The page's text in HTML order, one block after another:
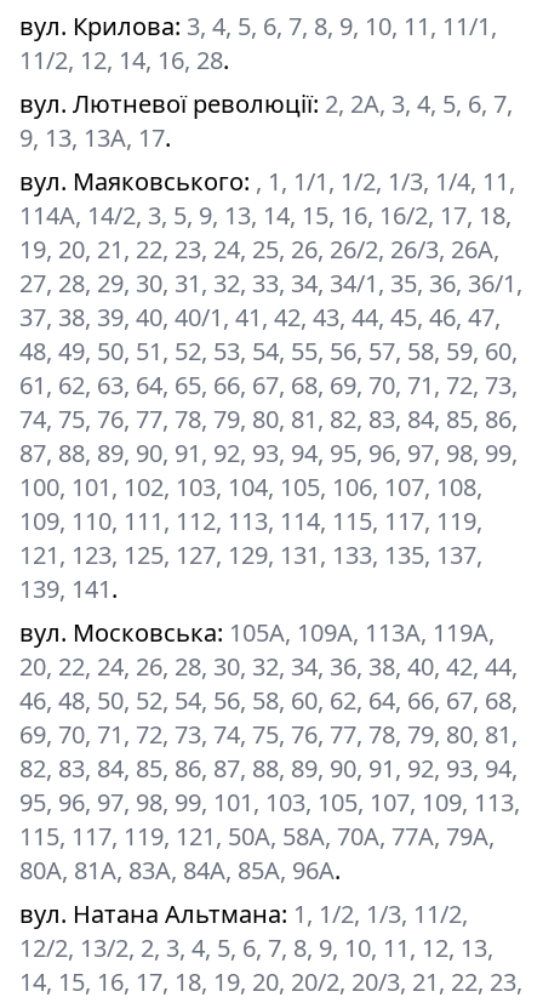
вул. Крилова: 3, 4, 5, 6, 7, 8, 9, 10, 11, 11/1,
11/2, 12, 14, 16, 28.
вул. Лютневої революції: 2, 2А, 3, 4, 5, 6, 7,
9, 13, 13А, 17.
вул. Маяковського: , 1, 1/1, 1/2, 1/3, 1/4, 11,
114А, 14/2, 3, 5, 9, 13, 14, 15, 16, 16/2, 17, 18,
19, 20, 21, 22, 23, 24, 25, 26, 26/2, 26/3, 26А,
27, 28, 29, 30, 31, 32, 33, 34, 34/1, 35, 36, 36/1,
37, 38, 39, 40, 40/1, 41, 42, 43, 44, 45, 46, 47,
48, 49, 50, 51, 52, 53, 54, 55, 56, 57, 58, 59, 60,
61, 62, 63, 64, 65, 66, 67, 68, 69, 70, 71, 72, 73,
74, 75, 76, 77, 78, 79, 80, 81, 82, 83, 84, 85, 86,
87, 88, 89, 90, 91, 92, 93, 94, 95, 96, 97, 98, 99,
100, 101, 102, 103, 104, 105, 106, 107, 108,
109, 110, 111, 112, 113, 114, 115, 117, 119,
121, 123, 125, 127, 129, 131, 133, 135, 137,
139, 141.
вул. Московська: 105А, 109А, 113А, 119А,
20, 22, 24, 26, 28, 30, 32, 34, 36, 38, 40, 42, 44,
46, 48, 50, 52, 54, 56, 58, 60, 62, 64, 66, 67, 68,
69, 70, 71, 72, 73, 74, 75, 76, 77, 78, 79, 80, 81,
82, 83, 84, 85, 86, 87, 88, 89, 90, 91, 92, 93, 94,
95, 96, 97, 98, 99, 101, 103, 105, 107, 109, 113,
115, 117, 119, 121, 50А, 58А, 70А, 77А, 79А,
80А, 81А, 83А, 84А, 85А, 96А.
вул. Натана Альтмана: 1, 1/2, 1/3, 11/2,
12/2, 13/2, 2, 3, 4, 5, 6, 7, 8, 9, 10, 11, 12, 13,
14, 15, 16, 17, 18, 19, 20, 20/2, 20/3, 21, 22, 23,